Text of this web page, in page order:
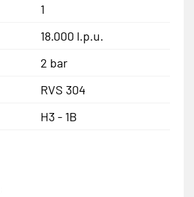
1
18.000 l.p.u.
2 bar
RVS 304
H3 - 1B